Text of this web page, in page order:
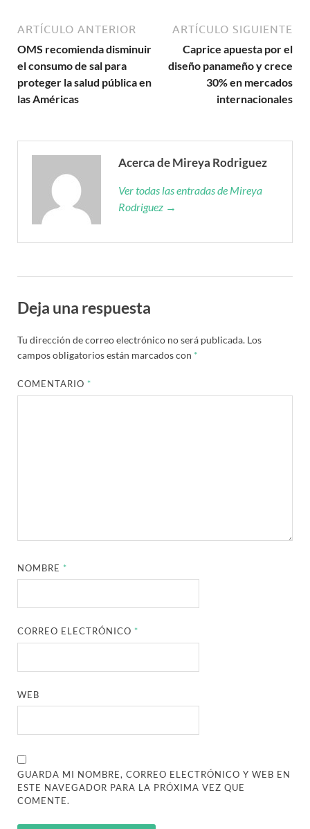
ARTÍCULO ANTERIOR
OMS recomienda disminuir
el consumo de sal para
proteger la salud pública en
las Américas
ARTÍCULO SIGUIENTE
Caprice apuesta por el
diseño panameño y crece
30% en mercados
internacionales
Acerca de Mireya Rodriguez
Ver todas las entradas de Mireya
Rodriguez →
Deja una respuesta
Tu dirección de correo electrónico no será publicada. Los
campos obligatorios están marcados con *
COMENTARIO *
NOMBRE *
CORREO ELECTRÓNICO *
WEB
GUARDA MI NOMBRE, CORREO ELECTRÓNICO Y WEB EN
ESTE NAVEGADOR PARA LA PRÓXIMA VEZ QUE
COMENTE.